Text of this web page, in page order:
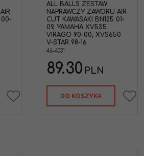
00-
ALL BALLS ZESTAW
NAPRAWCZY ZAWORU AIR
CUT KAWASAKI BN125 01-
09, YAMAHA XV535
VIRAGO 90-00, XVS650
V-STAR 98-16
46-4031
89.30 PLN
DO KOSZYKA